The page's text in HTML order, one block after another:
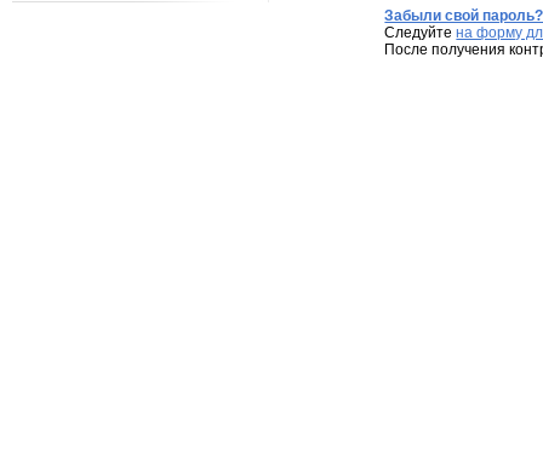
Забыли свой пароль?
Следуйтена форму
После получения